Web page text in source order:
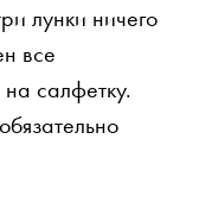
лунки ничего
все
салфетку.